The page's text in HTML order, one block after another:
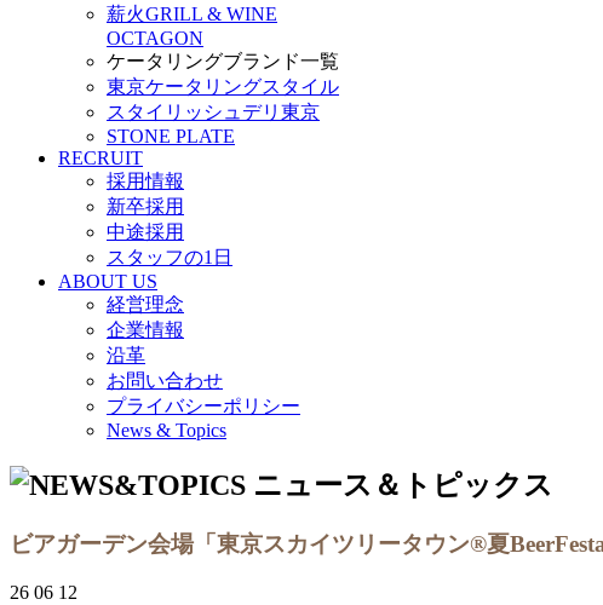
薪火GRILL & WINE
OCTAGON
ケータリングブランド一覧
東京ケータリングスタイル
スタイリッシュデリ東京
STONE PLATE
RECRUIT
採用情報
新卒採用
中途採用
スタッフの1日
ABOUT US
経営理念
企業情報
沿革
お問い合わせ
プライバシーポリシー
News & Topics
ビアガーデン会場「東京スカイツリータウン®夏
26 06 12